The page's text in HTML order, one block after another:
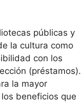
públicas y
la cultura como
con los
(préstamos).
la mayor
beneficios que